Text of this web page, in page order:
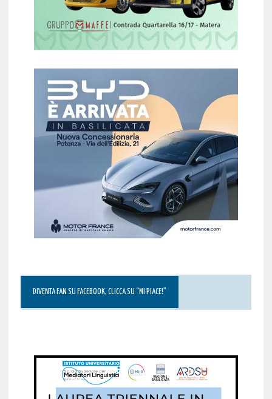
DIVENTA FAN SU FACEBOOK, CLICCA SU “MI PIACE!”